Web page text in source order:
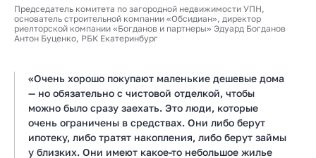
Председатель комитета по загородной недвижимости УПН,
основатель строительной компании «Обсидиан», директор
риелторской компании «Богданов и партнеры» Эдуард Богданов
Антон Буценко, РБК Екатеринбург
«Очень хорошо покупают маленькие дешевые дома
— но обязательно с чистовой отделкой, чтобы
можно было сразу заехать. Это люди, которые
очень ограничены в средствах. Они либо берут
ипотеку, либо тратят накопления, либо берут займы
у близких. Они имеют какое-то небольшое жилье